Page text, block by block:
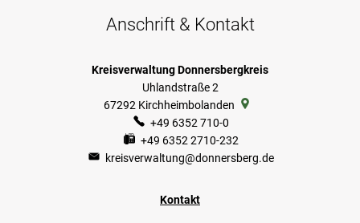
Anschrift & Kontakt
Kreisverwaltung Donnersbergkreis
Uhlandstraße 2
67292 Kirchheimbolanden
+49 6352 710-0
+49 6352 2710-232
kreisverwaltung@donnersberg.de
Kontakt